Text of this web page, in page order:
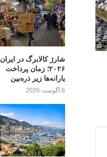
شارژ کالابرگ در ایران
۲۰۲۶؛ زمان پرداخت
یارانه‌ها زیر ذره‌بین
6 آگوست 2026